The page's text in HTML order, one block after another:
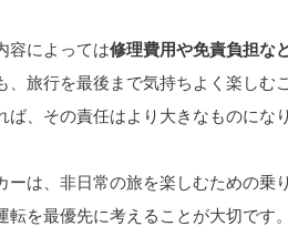
容によっては修理費用や免責負担な
、旅行を最後まで気持ちよく楽しむ
ば、その責任はより大きなものにな
ーは、非日常の旅を楽しむための乗
転を最優先に考えることが大切です。